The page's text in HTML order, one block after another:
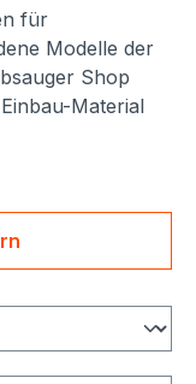
für
Modelle der
Shop
Material